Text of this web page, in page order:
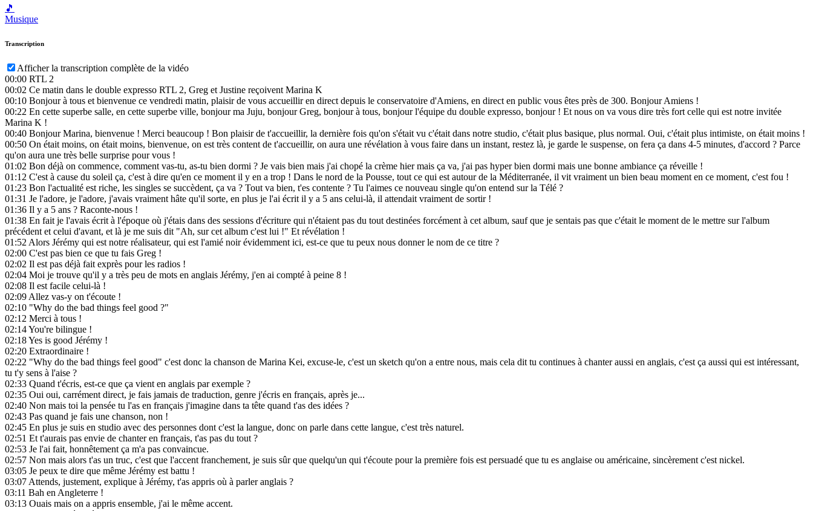
🎵
Musique
Transcription
Afficher la transcription complète de la vidéo
00:00 RTL 2
00:02 Ce matin dans le double expresso RTL 2, Greg et Justine reçoivent Marina K
00:10 Bonjour à tous et bienvenue ce vendredi matin, plaisir de vous accueillir en direct depuis le conservatoire d'Amiens, en direct en public vous êtes près de 300. Bonjour Amiens !
00:22 En cette superbe salle, en cette superbe ville, bonjour ma Juju, bonjour Greg, bonjour à tous, bonjour l'équipe du double expresso, bonjour ! Et nous on va vous dire très fort celle qui est notre invitée
Marina K !
00:40 Bonjour Marina, bienvenue ! Merci beaucoup ! Bon plaisir de t'accueillir, la dernière fois qu'on s'était vu c'était dans notre studio, c'était plus basique, plus normal. Oui, c'était plus intimiste, on était moins !
00:50 On était moins, on était moins, bienvenue, on est très content de t'accueillir, on aura une révélation à vous faire dans un instant, restez là, je garde le suspense, on fera ça dans 4-5 minutes, d'accord ? Parce
qu'on aura une très belle surprise pour vous !
01:02 Bon déjà on commence, comment vas-tu, as-tu bien dormi ? Je vais bien mais j'ai chopé la crème hier mais ça va, j'ai pas hyper bien dormi mais une bonne ambiance ça réveille !
01:12 C'est à cause du soleil ça, c'est à dire qu'en ce moment il y en a trop ! Dans le nord de la Pousse, tout ce qui est autour de la Méditerranée, il vit vraiment un bien beau moment en ce moment, c'est fou !
01:23 Bon l'actualité est riche, les singles se succèdent, ça va ? Tout va bien, t'es contente ? Tu l'aimes ce nouveau single qu'on entend sur la Télé ?
01:31 Je l'adore, je l'adore, j'avais vraiment hâte qu'il sorte, en plus je l'ai écrit il y a 5 ans celui-là, il attendait vraiment de sortir !
01:36 Il y a 5 ans ? Raconte-nous !
01:38 En fait je l'avais écrit à l'époque où j'étais dans des sessions d'écriture qui n'étaient pas du tout destinées forcément à cet album, sauf que je sentais pas que c'était le moment de le mettre sur l'album
précédent et celui d'avant, et là je me suis dit "Ah, sur cet album c'est lui !" Et révélation !
01:52Alors Jérémy qui est notre réalisateur, qui est l'amié noir évidemment ici, est-ce que tu peux nous donner le nom de ce titre ?
02:00 C'est pas bien ce que tu fais Greg !
02:02 Il est pas déjà fait exprès pour les radios !
02:04 Moi je trouve qu'il y a très peu de mots en anglais Jérémy, j'en ai compté à peine 8 !
02:08 Il est facile celui-là !
02:09Allez vas-y on t'écoute !
02:10 "Why do the bad things feel good ?"
02:12 Merci à tous !
02:14You're bilingue !
02:18Yes is good Jérémy !
02:20 Extraordinaire !
02:22 "Why do the bad things feel good" c'est donc la chanson de Marina Kei, excuse-le, c'est un sketch qu'on a entre nous, mais cela dit tu continues à chanter aussi en anglais, c'est ça aussi qui est intéressant,
tu t'y sens à l'aise ?
02:33 Quand t'écris, est-ce que ça vient en anglais par exemple ?
02:35 Oui oui, carrément direct, je fais jamais de traduction, genre j'écris en français, après je...
02:40 Non mais toi la pensée tu l'as en français j'imagine dans ta tête quand t'as des idées ?
02:43 Pas quand je fais une chanson, non !
02:45 En plus je suis en studio avec des personnes dont c'est la langue, donc on parle dans cette langue, c'est très naturel.
02:51 Et t'aurais pas envie de chanter en français, t'as pas du tout ?
02:53 Je l'ai fait, honnêtement ça m'a pas convaincue.
02:57 Non mais alors t'as un truc, c'est que l'accent franchement, je suis sûr que quelqu'un qui t'écoute pour la première fois est persuadé que tu es anglaise ou américaine, sincèrement c'est nickel.
03:05 Je peux te dire que même Jérémy est battu !
03:07Attends, justement, explique à Jérémy, t'as appris où à parler anglais ?
03:11 Bah en Angleterre !
03:13 Ouais mais on a appris ensemble, j'ai le même accent.